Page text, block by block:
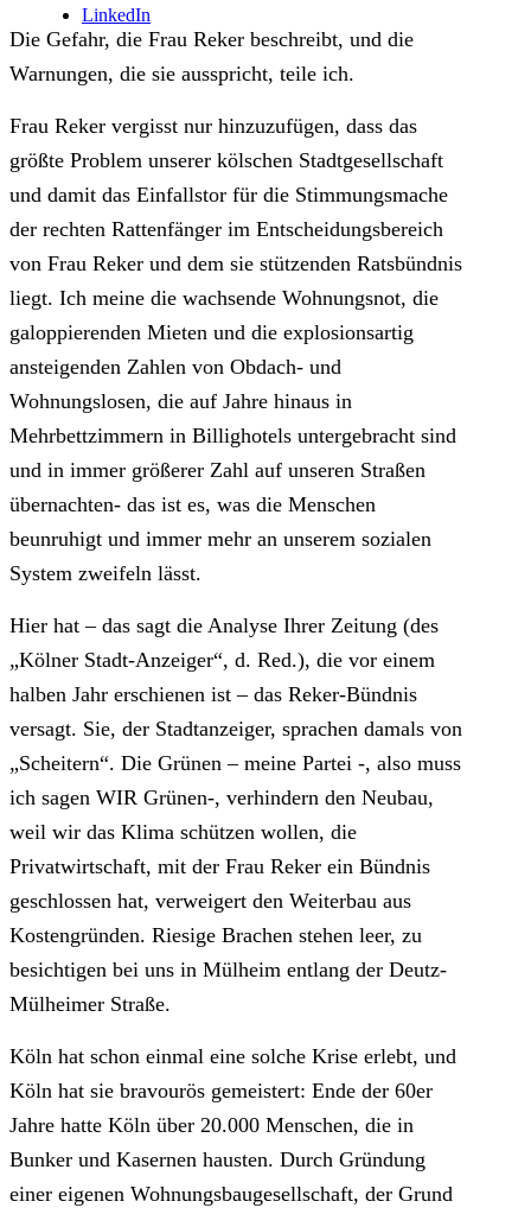
LinkedIn
Die Gefahr, die Frau Reker beschreibt, und die
Warnungen, die sie ausspricht, teile ich.
Frau Reker vergisst nur hinzuzufügen, dass das
größte Problem unserer kölschen Stadtgesellschaft
und damit das Einfallstor für die Stimmungsmache
der rechten Rattenfänger im Entscheidungsbereich
von Frau Reker und dem sie stützenden Ratsbündnis
liegt. Ich meine die wachsende Wohnungsnot, die
galoppierenden Mieten und die explosionsartig
ansteigenden Zahlen von Obdach- und
Wohnungslosen, die auf Jahre hinaus in
Mehrbettzimmern in Billighotels untergebracht sind
und in immer größerer Zahl auf unseren Straßen
übernachten- das ist es, was die Menschen
beunruhigt und immer mehr an unserem sozialen
System zweifeln lässt.
Hier hat – das sagt die Analyse Ihrer Zeitung (des
„Kölner Stadt-Anzeiger“, d. Red.), die vor einem
halben Jahr erschienen ist – das Reker-Bündnis
versagt. Sie, der Stadtanzeiger, sprachen damals von
„Scheitern“. Die Grünen – meine Partei -, also muss
ich sagen WIR Grünen-, verhindern den Neubau,
weil wir das Klima schützen wollen, die
Privatwirtschaft, mit der Frau Reker ein Bündnis
geschlossen hat, verweigert den Weiterbau aus
Kostengründen. Riesige Brachen stehen leer, zu
besichtigen bei uns in Mülheim entlang der Deutz-
Mülheimer Straße.
Köln hat schon einmal eine solche Krise erlebt, und
Köln hat sie bravourös gemeistert: Ende der 60er
Jahre hatte Köln über 20.000 Menschen, die in
Bunker und Kasernen hausten. Durch Gründung
einer eigenen Wohnungsbaugesellschaft, der Grund